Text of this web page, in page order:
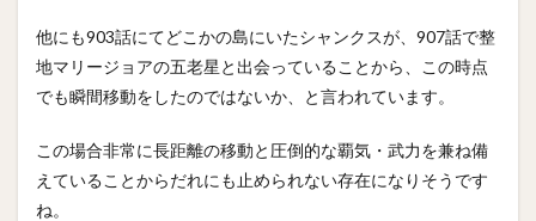
他にも903話にてどこかの島にいたシャンクスが、907話で整
地マリージョアの五老星と出会っていることから、この時点
でも瞬間移動をしたのではないか、と言われています。
この場合非常に長距離の移動と圧倒的な覇気・武力を兼ね備
えていることからだれにも止められない存在になりそうです
ね。